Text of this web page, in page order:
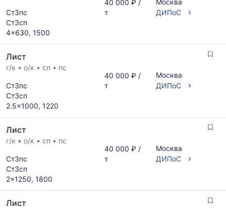
Ст3пс
Ст3сп
4x630, 1500
40 000 ₽ /
т
Москва
ДИПоС
›
Лист
г/к • о/к • сп • пс
Ст3пс
Ст3сп
2.5x1000, 1220
40 000 ₽ /
т
Москва
ДИПоС
›
Лист
г/к • о/к • сп • пс
Ст3пс
Ст3сп
2x1250, 1800
40 000 ₽ /
т
Москва
ДИПоС
›
Лист